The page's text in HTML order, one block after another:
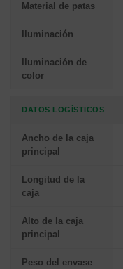
Material de patas
Iluminación
Iluminación de
color
DATOS LOGÍSTICOS
Ancho de la caja
principal
Longitud de la
caja
Alto de la caja
principal
Peso del envase